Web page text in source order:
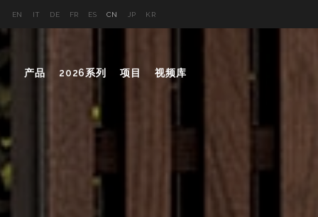
EN IT DE FR ES CN JP KR
产品 2026系列 项目 视频库